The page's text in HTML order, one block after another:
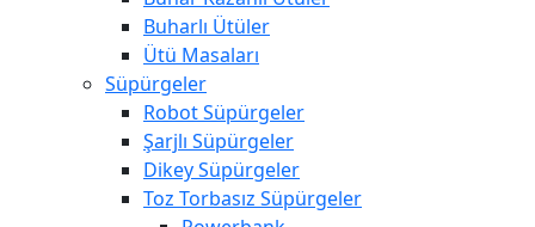
Buharlı Ütüler
Ütü Masaları
Süpürgeler
Robot Süpürgeler
Şarjlı Süpürgeler
Dikey Süpürgeler
Toz Torbasız Süpürgeler